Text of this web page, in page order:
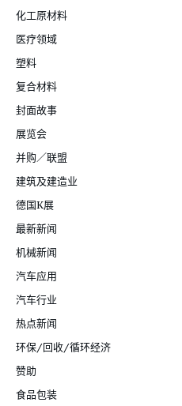
化工原材料
医疗领域
塑料
复合材料
封面故事
展览会
并购／联盟
建筑及建造业
德国K展
最新新闻
机械新闻
汽车应用
汽车行业
热点新闻
环保/回收/循环经济
赞助
食品包装